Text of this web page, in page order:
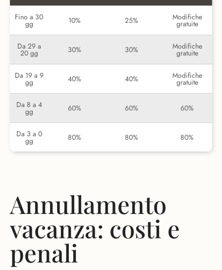
Fino a 30
gg 10% 25% Modifiche
gratuite
Da 29 a
20 gg 30% 30% Modifiche
gratuite
Da 19 a 9
gg 40% 40% Modifiche
gratuite
Da 8 a 4
gg 60% 60% 60%
Da 3 a 0
gg 80% 80% 80%
Annullamento
vacanza: costi e
penali